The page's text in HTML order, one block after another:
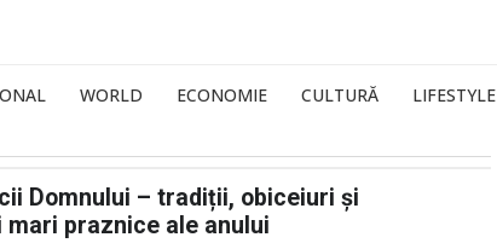
WORLD ECONOMIE CULTURĂ LIFESTYLE
Domnului – tradiții, obiceiuri și
praznice ale anului